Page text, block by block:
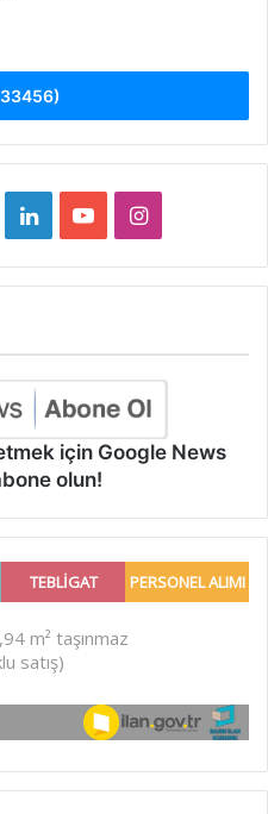
LinkedInYouTubeInstagram
için Google News
olun!